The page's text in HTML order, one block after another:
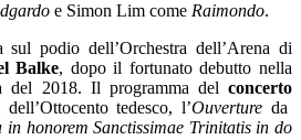
e Simon Lim come Raimondo.
podio dell’Orchestra dell’Arena di
Balke, dopo il fortunato debutto nella
del 2018. Il programma del concerto
tedesco, l’Ouvertureda
in honorem Sanctissimae Trinitatis in do